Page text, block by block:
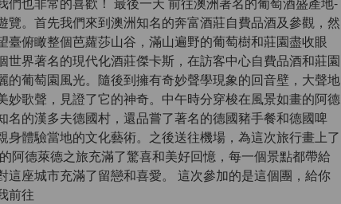
覽。首先我們來到澳洲知名的奔富酒莊自費品酒及參觀，然
臺俯瞰整個芭蘿莎山谷，滿山遍野的葡萄樹和莊園盡收眼
世界著名的現代化酒莊傑卡斯，在訪客中心自費品酒和莊園
的葡萄園風光。隨後到擁有奇妙聲學現象的回音壁，大聲地
妙歌聲，見證了它的神奇。中午時分穿梭在風景如畫的阿德
名的漢多夫德國村，還品嘗了著名的德國豬手餐和德國啤
身體驗當地的文化藝術。之後送往機場，為這次旅行畫上了
阿德萊德之旅充滿了驚喜和美好回憶，每一個景點都帶給
這座城市充滿了留戀和喜愛。 這次參加的是這個團，給你
前往